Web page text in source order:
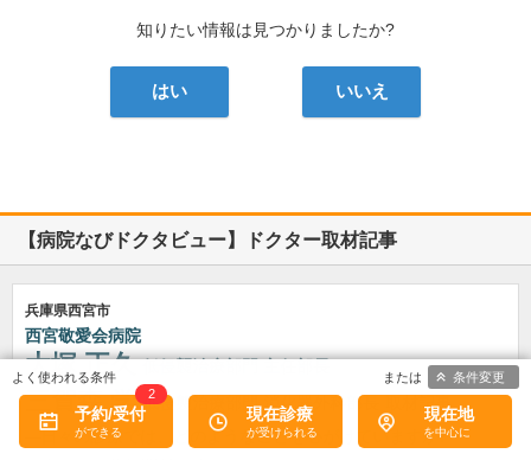
知りたい情報は見つかりましたか?
はい いいえ
【病院なびドクタビュー】ドクター取材記事
兵庫県西宮市
西宮敬愛会病院
大塚 正久
三賀森 学 低侵襲治療部門 消化器外科部長
取材記事
日々の診療では、どのようなことを心がけていますか?
予約/受付
2
現在診療 現在地
条件変更